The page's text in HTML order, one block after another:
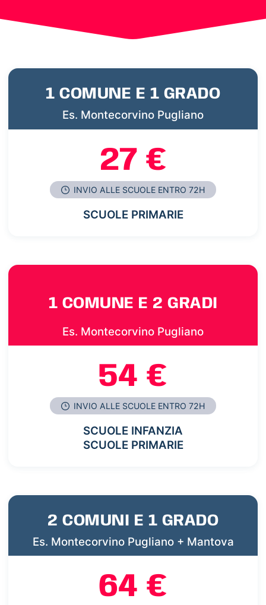
1 COMUNE E 1 GRADO
Es. Montecorvino Pugliano
27 €
INVIO ALLE SCUOLE ENTRO 72H
SCUOLE PRIMARIE
1 COMUNE E 2 GRADI
Es. Montecorvino Pugliano
54 €
INVIO ALLE SCUOLE ENTRO 72H
SCUOLE INFANZIA
SCUOLE PRIMARIE
2 COMUNI E 1 GRADO
Es. Montecorvino Pugliano + Mantova
64 €